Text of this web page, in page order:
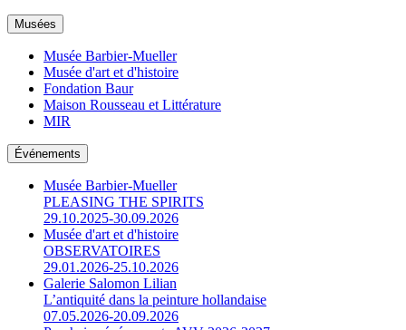
Musées
Musée Barbier-Mueller
Musée d'art et d'histoire
Fondation Baur
Maison Rousseau et Littérature
MIR
Événements
Musée Barbier-Mueller
PLEASING THE SPIRITS
29.10.2025-30.09.2026
Musée d'art et d'histoire
OBSERVATOIRES
29.01.2026-25.10.2026
Galerie Salomon Lilian
L’antiquité dans la peinture hollandaise
07.05.2026-20.09.2026